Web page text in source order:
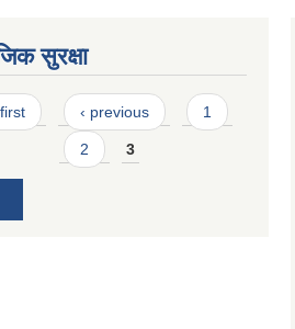
सुरक्षा
‹ previous 1
2 3